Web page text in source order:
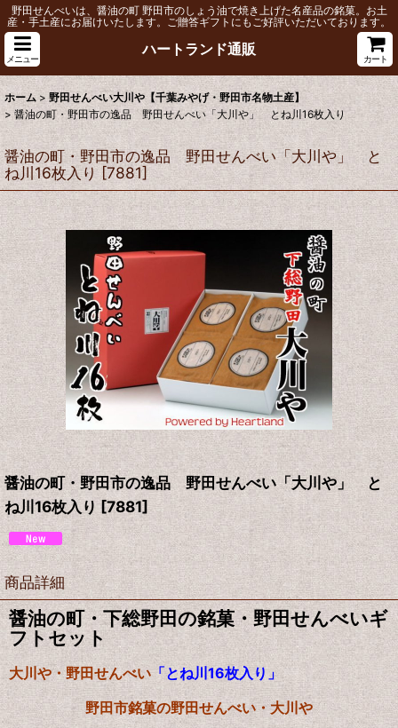
野田せんべいは、醤油の町 野田市のしょう油で焼き上げた名産品の銘菓。お土
産・手土産にお届けいたします。ご贈答ギフトにもご好評いただいております。
メニュー
ハートランド通販
カート
ホーム > 野田せんべい大川や【千葉みやげ・野田市名物土産】
> 醤油の町・野田市の逸品 野田せんべい「大川や」 とね川16枚入り
醤油の町・野田市の逸品 野田せんべい「大川や」 と
ね川16枚入り [7881]
醤油の町・野田市の逸品 野田せんべい「大川や」 と
ね川16枚入り [7881]
商品詳細
醤油の町・下総野田の銘菓・野田せんべいギ
フトセット
大川や・野田せんべい 「とね川16枚入り」
野田市銘菓の野田せんべい・大川や